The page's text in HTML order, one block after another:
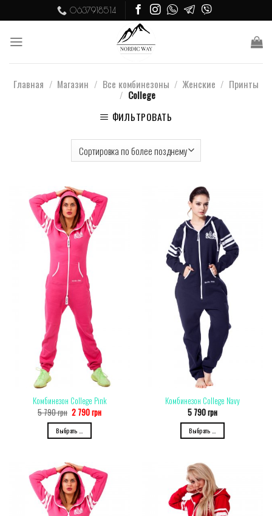
to
content
0637918514
Главная / Магазин / Все комбинезоны / Женские / Принты
/ College
ФИЛЬТРОВАТЬ
Комбинезон College Pink
5 790грн 2 790грн
Выбрать ...
Комбинезон College Navy
5 790грн
Выбрать ...